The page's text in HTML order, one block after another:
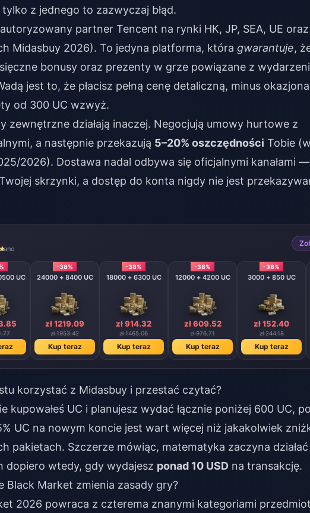
z jednego to zazwyczaj błąd.
partner Tencent na rynki HK, JP, SEA, UE
Midasbuy 2026). To jedyna platforma, która gwarantuje,
bonusy oraz prezenty w grze powiązane z
jest to, że płacisz pełną cenę detaliczną, minus
od 300 UC wzwyż.
zewnętrzne działają inaczej. Negocjują umowy hurtowe z
a następnie przekazują 5–20% oszczędności Tobie
2026). Dostawa nadal odbywa się oficjalnymi kanałami
skrzynki, a dostęp do konta nigdy nie jest
UC
-38%
24000 + 8400 UC
zł 1219.09
zł 1953.42
Kup teraz
-38%
18000 + 6300 UC
zł 914.32
zł 1465.06
Kup teraz
-38%
12000 + 4200 UC
zł 609.52
zł 976.71
Kup teraz
-38%
3000 + 850 UC
zł 152.40
zł 244.18
Kup teraz
korzystać z Midasbuy i przestać czytać?
kupowałeś UC i planujesz wydać łącznie poniżej 600 UC,
UC na nowym koncie jest wart więcej niż jakakolwiek
pakietach. Szczerze mówiąc, matematyka zaczyna
wtedy, gdy wydajesz ponad 10 USD na transakcję.
Black Market zmienia zasady gry?
2026 powraca z czterema znanymi kategoriami